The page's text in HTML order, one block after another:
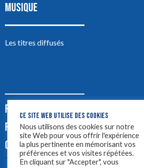
MUSIQUE
Les titres diffusés
PODCASTS
PUB
CONTACT
CE SITE WEB UTILISE DES COOKIES
Nous utilisons des cookies sur notre
site Web pour vous offrir l'expérience
la plus pertinente en mémorisant vos
préférences et vos visites répétées.
En cliquant sur "Accepter", vous